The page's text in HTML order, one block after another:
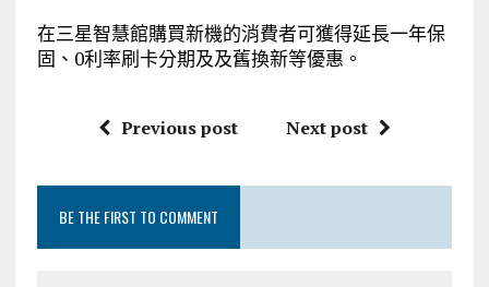
在三星智慧館購買新機的消費者可獲得延長一年保
固、0利率刷卡分期及及舊換新等優惠。
Previous post Next post
BE THE FIRST TO COMMENT